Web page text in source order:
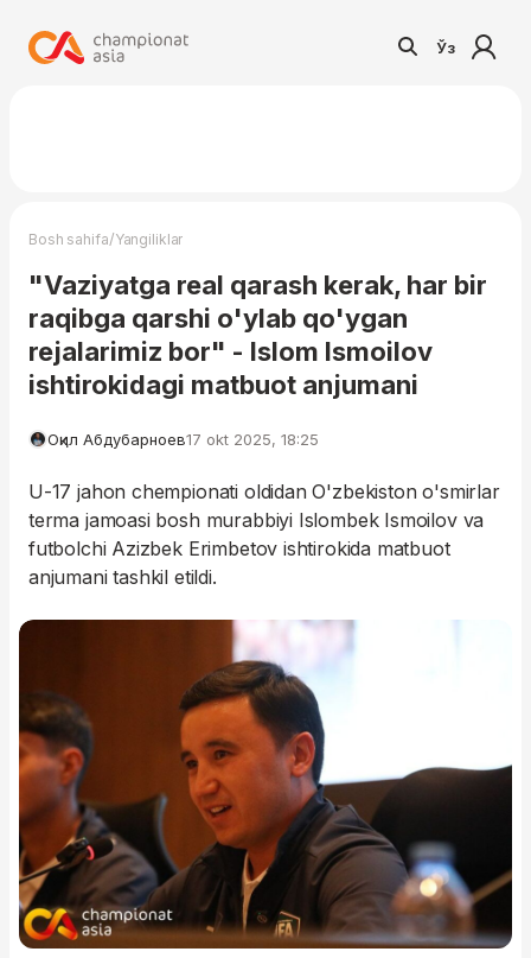
Ўз
Bosh sahifa/Yangiliklar
"Vaziyatga real qarash kerak, har bir
raqibga qarshi o'ylab qo'ygan
rejalarimiz bor" - Islom Ismoilov
ishtirokidagi matbuot anjumani
Оқил Абдубарноев17 okt 2025, 18:25
U-17 jahon chempionati oldidan O'zbekiston o'smirlar
terma jamoasi bosh murabbiyi Islombek Ismoilov va
futbolchi Azizbek Erimbetov ishtirokida matbuot
anjumani tashkil etildi.